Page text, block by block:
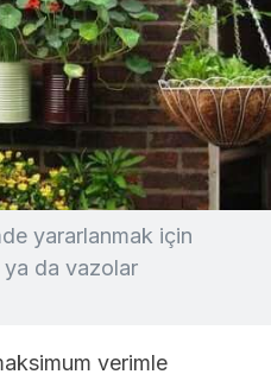
yararlanmak için
ya da vazolar
verimle